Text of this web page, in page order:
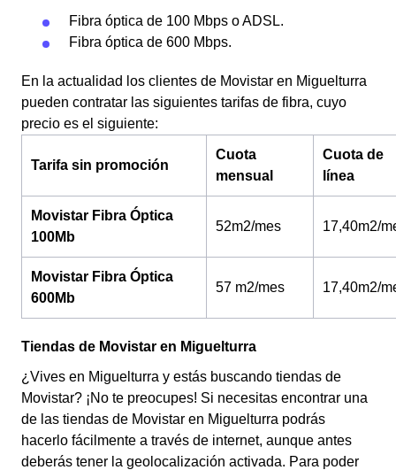
Fibra óptica de 100 Mbps o ADSL.
Fibra óptica de 600 Mbps.
En la actualidad los clientes de Movistar en Miguelturra
pueden contratar las siguientes tarifas de fibra, cuyo
precio es el siguiente:
Tarifa sin promoción
Cuota
mensual
Cuota de
línea
Movistar Fibra Óptica
100Mb
52m2/mes 17,40m2/
Movistar Fibra Óptica
600Mb
57 m2/mes 17,40m2/
Tiendas de Movistar en Miguelturra
¿Vives en Miguelturra y estás buscando tiendas de
Movistar? ¡No te preocupes! Si necesitas encontrar una
de las tiendas de Movistar en Miguelturra podrás
hacerlo fácilmente a través de internet, aunque antes
deberás tener la geolocalización activada. Para poder